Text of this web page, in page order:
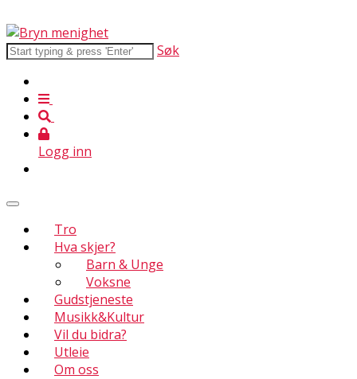
Søk
Logg inn
Tro
Hva skjer?
Barn & Unge
Voksne
Gudstjeneste
Musikk&Kultur
Vil du bidra?
Utleie
Om oss